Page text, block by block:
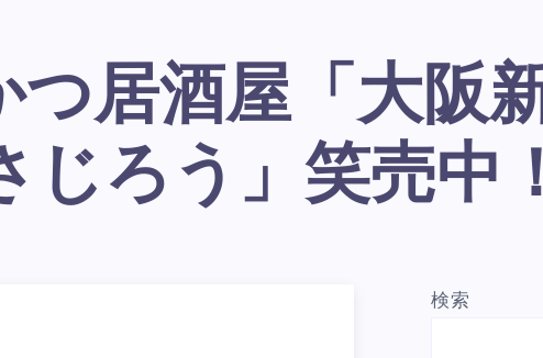
じろう」笑売中！
検索